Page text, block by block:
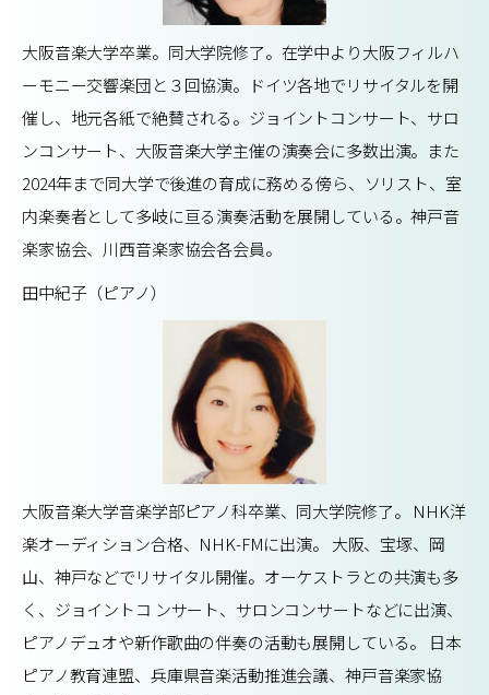
大阪音楽大学卒業。同大学院修了。在学中より大阪フィルハ
ーモニー交響楽団と３回協演。ドイツ各地でリサイタルを開
催し、地元各紙で絶賛される。ジョイントコンサート、サロ
ンコンサート、大阪音楽大学主催の演奏会に多数出演。また
2024年まで同大学で後進の育成に務める傍ら、ソリスト、室
内楽奏者として多岐に亘る演奏活動を展開している。神戸音
楽家協会、川西音楽家協会各会員。
田中紀子（ピアノ）
大阪音楽大学音楽学部ピアノ科卒業、同大学院修了。 NHK洋
楽オーディション合格、NHK-FMに出演。 大阪、宝塚、岡
山、神戸などでリサイタル開催。オーケストラとの共演も多
く、ジョイントコ ンサート、サロンコンサートなどに出演、
ピアノデュオや新作歌曲の伴奏の活動も展開している。 日本
ピアノ教育連盟、兵庫県音楽活動推進会議、神戸音楽家協